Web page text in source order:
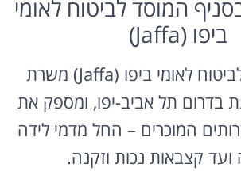
המוסד לביטוח לאומי
ביפו (Jaffa)
סניף המוסד לביטוח לאומי ביפו (Jaffa) משרת
בדרום תל אביב-יפו, ומספק את
המוכרים – החל מדמי לידה
ועד קצבאות נכות וזקנה.